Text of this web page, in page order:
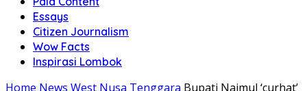
Essays
Citizen Journalism
Wow Facts
Inspirasi Lombok
Home News West Nusa Tenggara Bupati Najmul ‘curhat’